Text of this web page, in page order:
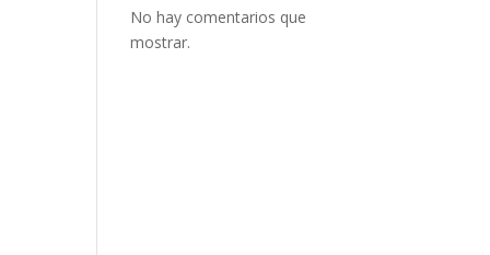
No hay comentarios que
mostrar.